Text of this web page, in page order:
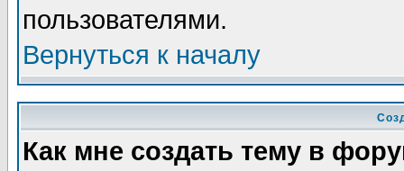
пользователями.
Вернуться к началу
Как мне создать тему в